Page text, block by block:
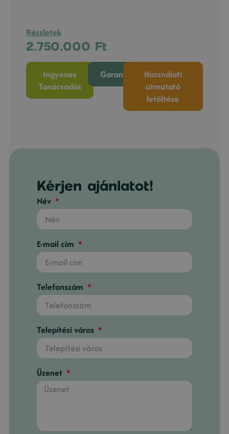
Részletek
2.750.000 Ft
Ingyenes
Tanácsadás
Garancia
Használati
útmutató
letöltése
Kérjen ajánlatot!
Név
E-mail cím
Telefonszám
Telepítési város
Üzenet